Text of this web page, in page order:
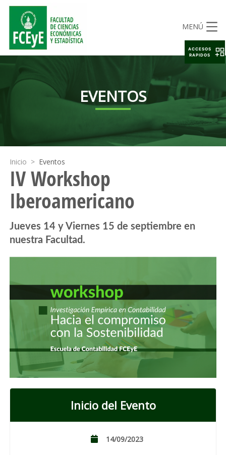
MENÚ
EVENTOS
Inicio > Eventos
IV Workshop
Iberoamericano
Jueves 14 y Viernes 15 de septiembre en
nuestra Facultad.
Inicio del Evento
14/09/2023
ACCESOS
RAPIDOS